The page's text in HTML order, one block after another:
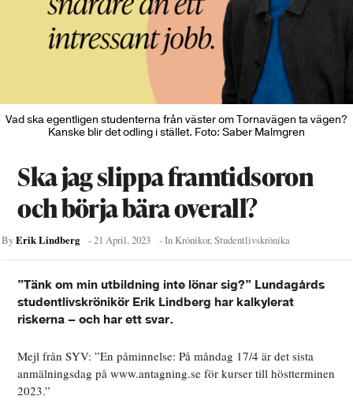
Vad ska egentligen studenterna från väster om Tornavägen ta vägen?
Kanske blir det odling i stället. Foto: Saber Malmgren
Ska jag slippa framtidsoron
och börja bära overall?
ByErik Lindberg -21 April, 2023 - In Krönikor,Studentlivskrönika
”Tänk om min utbildning inte lönar sig?” Lundagårds
studentlivskrönikör Erik Lindberg har kalkylerat
riskerna – och har ett svar.
Mejl från SYV: ”En påminnelse: På måndag 17/4 är det sista
anmälningsdag på www.antagning.se för kurser till höstterminen
2023.”